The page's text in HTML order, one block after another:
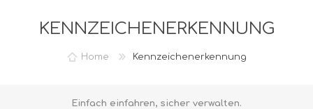
REGISTRIERUNG
ANMELDEN
KENNZEICHENERKENNUNG
Home Kennzeichenerkennung
Einfach einfahren, sicher verwalten.